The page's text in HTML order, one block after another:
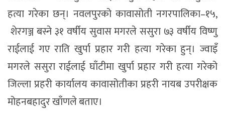
हत्या गरेका छन्। नवलपुरको कावासोती नगरपालिका–१५,
शेरगञ्ज बस्ने ३१ वर्षीय सुवास मगरले ससुरा ७३ वर्षीय विष्णु
राईलाई गए राति खुर्पा प्रहार गरी हत्या गरेका हुन्। ज्वाइँ
मगरले ससुरा राईलाई घाँटीमा खुर्पा प्रहार गरी हत्या गरेको
जिल्ला प्रहरी कार्यालय कावासोतीका प्रहरी नायब उपरीक्षक
मोहनबहादुर खाँणले बताए।